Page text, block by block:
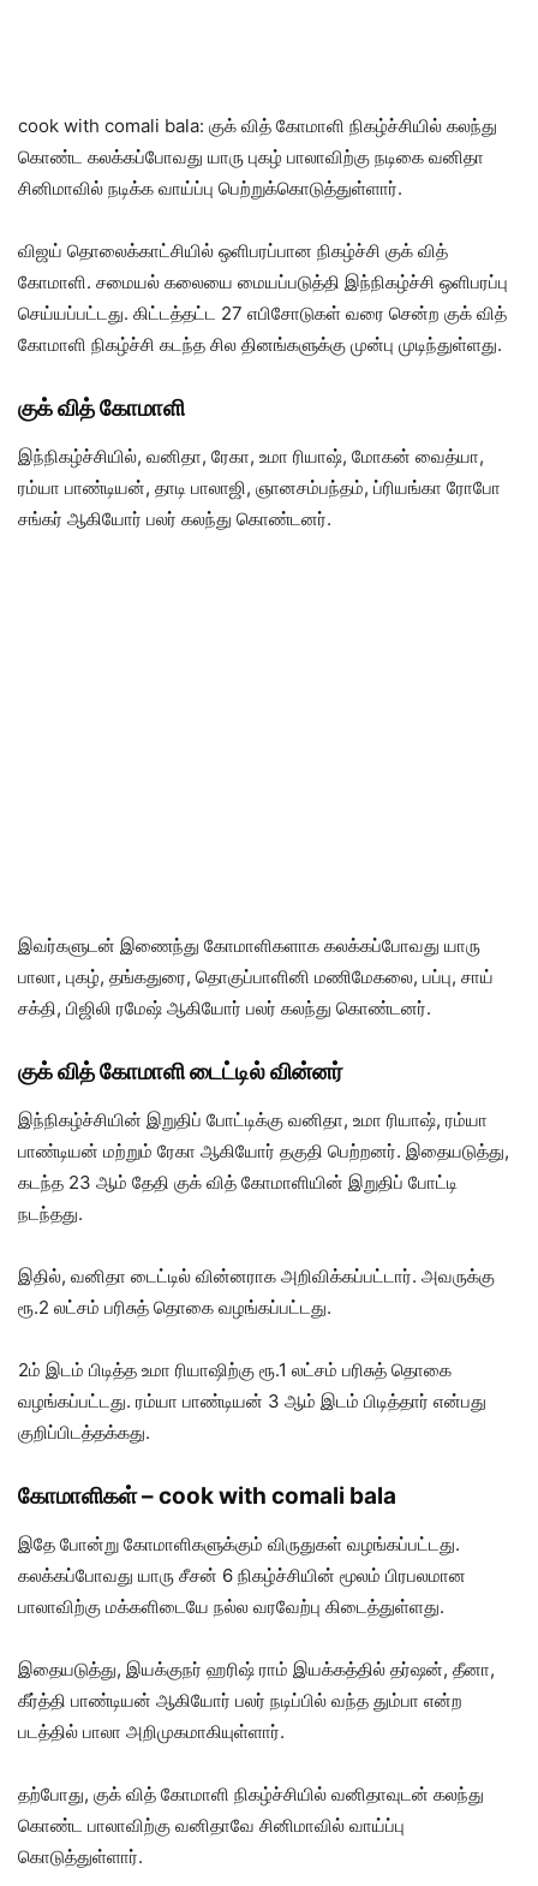
cook with comali bala: குக் வித் கோமாளி நிகழ்ச்சியில் கலந்து
கொண்ட கலக்கப்போவது யாரு புகழ் பாலாவிற்கு நடிகை வனிதா
சினிமாவில் நடிக்க வாய்ப்பு பெற்றுக்கொடுத்துள்ளார்.
விஜய் தொலைக்காட்சியில் ஒளிபரப்பான நிகழ்ச்சி குக் வித்
கோமாளி. சமையல் கலையை மையப்படுத்தி இந்நிகழ்ச்சி ஒளிபரப்பு
செய்யப்பட்டது. கிட்டத்தட்ட 27 எபிசோடுகள் வரை சென்ற குக் வித்
கோமாளி நிகழ்ச்சி கடந்த சில தினங்களுக்கு முன்பு முடிந்துள்ளது.
குக் வித் கோமாளி
இந்நிகழ்ச்சியில், வனிதா, ரேகா, உமா ரியாஷ், மோகன் வைத்யா,
ரம்யா பாண்டியன், தாடி பாலாஜி, ஞானசம்பந்தம், ப்ரியங்கா ரோபோ
சங்கர் ஆகியோர் பலர் கலந்து கொண்டனர்.
இவர்களுடன் இணைந்து கோமாளிகளாக கலக்கப்போவது யாரு
பாலா, புகழ், தங்கதுரை, தொகுப்பாளினி மணிமேகலை, பப்பு, சாய்
சக்தி, பிஜிலி ரமேஷ் ஆகியோர் பலர் கலந்து கொண்டனர்.
குக் வித் கோமாளி டைட்டில் வின்னர்
இந்நிகழ்ச்சியின் இறுதிப் போட்டிக்கு வனிதா, உமா ரியாஷ், ரம்யா
பாண்டியன் மற்றும் ரேகா ஆகியோர் தகுதி பெற்றனர். இதையடுத்து,
கடந்த 23 ஆம் தேதி குக் வித் கோமாளியின் இறுதிப் போட்டி
நடந்தது.
இதில், வனிதா டைட்டில் வின்னராக அறிவிக்கப்பட்டார். அவருக்கு
ரூ.2 லட்சம் பரிசுத் தொகை வழங்கப்பட்டது.
2ம் இடம் பிடித்த உமா ரியாஷிற்கு ரூ.1 லட்சம் பரிசுத் தொகை
வழங்கப்பட்டது. ரம்யா பாண்டியன் 3 ஆம் இடம் பிடித்தார் என்பது
குறிப்பிடத்தக்கது.
கோமாளிகள் – cook with comali bala
இதே போன்று கோமாளிகளுக்கும் விருதுகள் வழங்கப்பட்டது.
கலக்கப்போவது யாரு சீசன் 6 நிகழ்ச்சியின் மூலம் பிரபலமான
பாலாவிற்கு மக்களிடையே நல்ல வரவேற்பு கிடைத்துள்ளது.
இதையடுத்து, இயக்குநர் ஹரிஷ் ராம் இயக்கத்தில் தர்ஷன், தீனா,
கீர்த்தி பாண்டியன் ஆகியோர் பலர் நடிப்பில் வந்த தும்பா என்ற
படத்தில் பாலா அறிமுகமாகியுள்ளார்.
தற்போது, குக் வித் கோமாளி நிகழ்ச்சியில் வனிதாவுடன் கலந்து
கொண்ட பாலாவிற்கு வனிதாவே சினிமாவில் வாய்ப்பு
கொடுத்துள்ளார்.